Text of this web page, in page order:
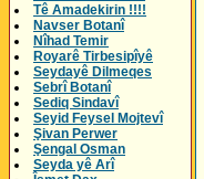
Tê Amadekirin !!!!
Navser Botanî
Nîhad Temir
Royarê Tirbesipîyê
Seydayê Dilmeqes
Sebrî Botanî
Sediq Sindavî
Seyid Feysel Mojtevî
Şivan Perwer
Şengal Osman
Seyda yê Arî